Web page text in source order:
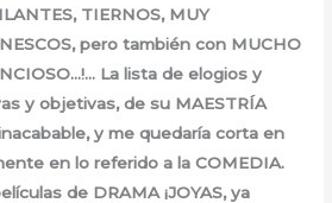
TIERNOS, MUY
pero también con MUCHO
La lista de elogios y
y objetivas, de su MAESTRÍA
y me quedaría corta en
en lo referido a la COMEDIA.
de DRAMA ¡JOYAS, ya